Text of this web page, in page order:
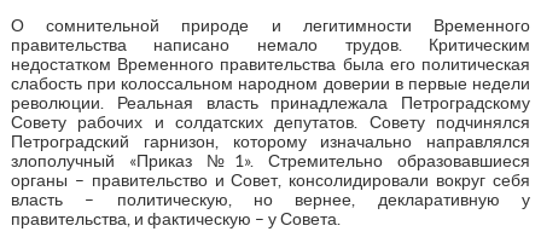
О сомнительной природе и легитимности Временного
правительства написано немало трудов. Критическим
недостатком Временного правительства была его политическая
слабость при колоссальном народном доверии в первые недели
революции. Реальная власть принадлежала Петроградскому
Совету рабочих и солдатских депутатов. Совету подчинялся
Петроградский гарнизон, которому изначально направлялся
злополучный «Приказ №1». Стремительно образовавшиеся
органы – правительство и Совет, консолидировали вокруг себя
власть – политическую, но вернее, декларативную у
правительства, и фактическую – у Совета.